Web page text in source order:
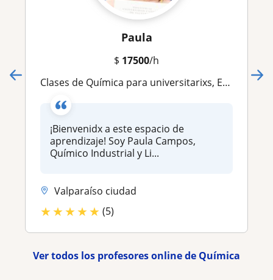
Paula
$ 17500/h
Clases de Química para universitarixs, Ed. Media y preparación PAES
¡Bienvenidx a este espacio de
aprendizaje! Soy Paula Campos,
Químico Industrial y Li...
Valparaíso ciudad
★★★★★ (5)
Ver todos los profesores online de Química